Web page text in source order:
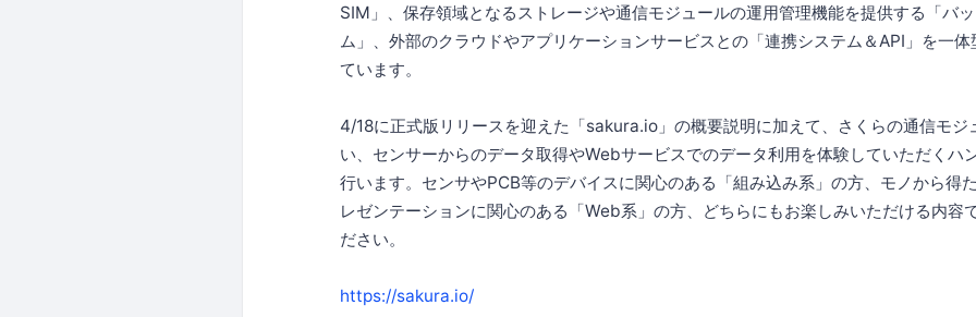
SIM」、保存領域となるストレージや通信モジュールの運用管理機能を提供する「バ
ム」、外部のクラウドやアプリケーションサービスとの「連携システム＆API」を一
ています。
4/18に正式版リリースを迎えた「sakura.io」の概要説明に加えて、さくらの通信モジ
い、センサーからのデータ取得やWebサービスでのデータ利用を体験していただくハ
行います。センサやPCB等のデバイスに関心のある「組み込み系」の方、モノから得
レゼンテーションに関心のある「Web系」の方、どちらにもお楽しみいただける内容
ださい。
https://sakura.io/